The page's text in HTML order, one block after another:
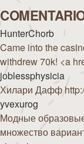
HunterChorb
Came into the
withdrew 70k! <a
joblessphysicia
Хилари Дафф
yvexurog
Модные
множество